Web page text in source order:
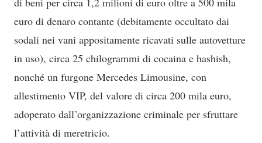
euro di denaro contante (debitamente occultato dai
sodali nei vani appositamente ricavati sulle autovetture
in uso), circa 25 chilogrammi di cocaina e hashish,
nonché un furgone Mercedes Limousine, con
allestimento VIP, del valore di circa 200 mila euro,
adoperato dall’organizzazione criminale per sfruttare
l’attività di meretricio.